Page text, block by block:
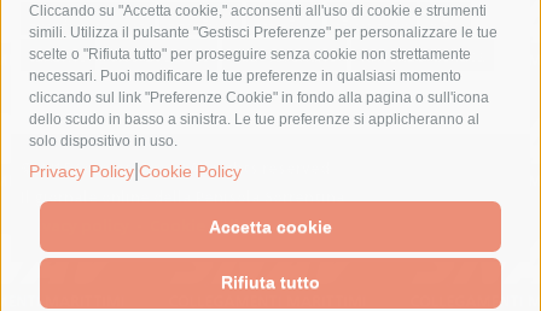
Cliccando su "Accetta cookie," acconsenti all'uso di cookie e strumenti
simili. Utilizza il pulsante "Gestisci Preferenze" per personalizzare le tue
scelte o "Rifiuta tutto" per proseguire senza cookie non strettamente
necessari. Puoi modificare le tue preferenze in qualsiasi momento
cliccando sul link "Preferenze Cookie" in fondo alla pagina o sull'icona
dello scudo in basso a sinistra. Le tue preferenze si applicheranno al
solo dispositivo in uso.
Privacy Policy Cookie Policy
Accetta cookie
Rifiuta tutto
sindaco cuomo
sorrento studenti temporali
treni
turismo
Vico Equense villa fiorentino vincenzo de luca
© 2015 SorrentoPress. All rights reserved.
Il giornale online della Penisola Sorrentina
Cookie Policy